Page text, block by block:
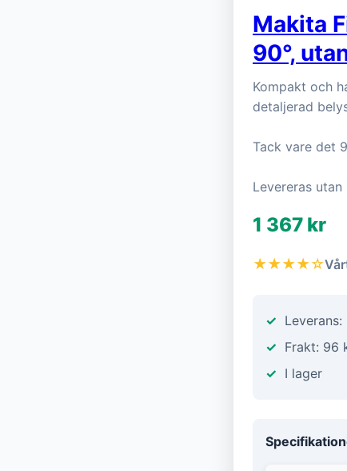
Makita
90°,
Kompakt och
detaljerad
Tack vare det
Levereras
1 367 kr
★★★★☆
Frakt: 96
I lager